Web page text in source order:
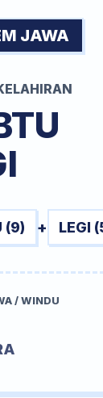
JAWA
(9) + LEGI
/ WINDU